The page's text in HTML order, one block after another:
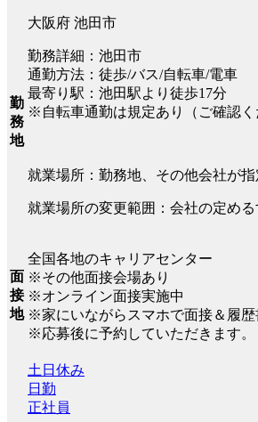
勤
務
地
大阪府 池田市
勤務詳細：池田市
通勤方法：徒歩/バス/自転車/電車
最寄り駅：池田駅より徒歩17分
※自転車通勤は規定あり（ご確認く
就業場所：勤務地、その他会社が指
就業場所の変更範囲：会社の定め
面
接
地
全国各地のキャリアセンター
※その他面接会場あり
※オンライン面接実施中
※家にいながらスマホで面接＆履歴
※応募後に予約していただきます。
土日休み
日勤
正社員